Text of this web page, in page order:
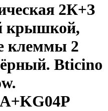
2К+З
крышкой,
клеммы 2
Bticino